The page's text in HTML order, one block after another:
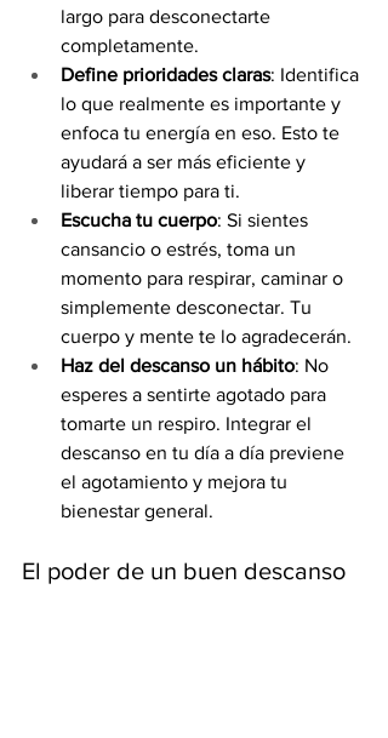
largo para desconectarte
completamente.
Define prioridades claras: Identifica
lo que realmente es importante y
enfoca tu energía en eso. Esto te
ayudará a ser más eficiente y
liberar tiempo para ti.
Escucha tu cuerpo: Si sientes
cansancio o estrés, toma un
momento para respirar, caminar o
simplemente desconectar. Tu
cuerpo y mente te lo agradecerán.
Haz del descanso un hábito: No
esperes a sentirte agotado para
tomarte un respiro. Integrar el
descanso en tu día a día previene
el agotamiento y mejora tu
bienestar general.
El poder de un buen descanso